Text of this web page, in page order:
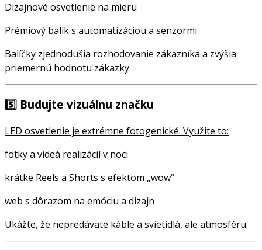
Dizajnové osvetlenie na mieru
Prémiový balík s automatizáciou a senzormi
Balíčky zjednodušia rozhodovanie zákazníka a zvýšia
priemernú hodnotu zákazky.
5️⃣ Budujte vizuálnu značku
LED osvetlenie je extrémne fotogenické. Využite to:
fotky a videá realizácií v noci
krátke Reels a Shorts s efektom „wow“
web s dôrazom na emóciu a dizajn
Ukážte, že nepredávate káble a svietidlá, ale atmosféru.